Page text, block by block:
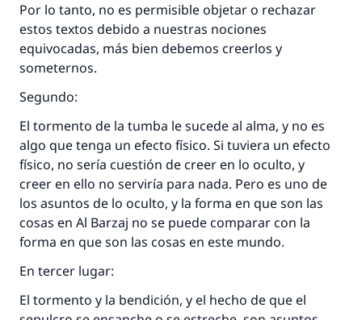
Por lo tanto, no es permisible objetar o rechazar
estos textos debido a nuestras nociones
equivocadas, más bien debemos creerlos y
someternos.
Segundo:
El tormento de la tumba le sucede al alma, y no es
algo que tenga un efecto físico. Si tuviera un efecto
físico, no sería cuestión de creer en lo oculto, y
creer en ello no serviría para nada. Pero es uno de
los asuntos de lo oculto, y la forma en que son las
cosas en Al Barzaj no se puede comparar con la
forma en que son las cosas en este mundo.
En tercer lugar:
El tormento y la bendición, y el hecho de que el
Profeta ﷺ dijo:
"Una persona que orienta a otros a hacer el
bien obtendrá la misma recompensa que
Contribuir